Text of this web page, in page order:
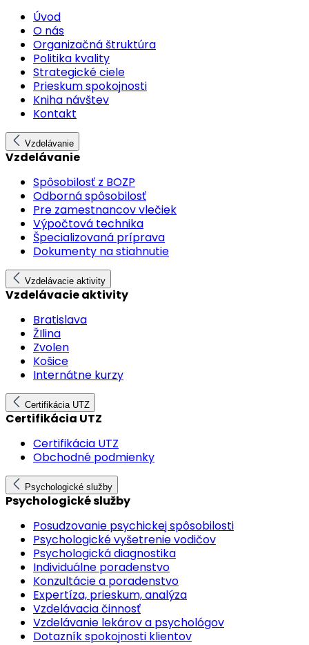
Úvod
O nás
Organizačná štruktúra
Politika kvality
Strategické ciele
Prieskum spokojnosti
Kniha návštev
Kontakt
Vzdelávanie
Vzdelávanie
Spôsobilosť z BOZP
Odborná spôsobilosť
Pre zamestnancov vlečiek
Výpočtová technika
Špecializovaná príprava
Dokumenty na stiahnutie
Vzdelávacie aktivity
Vzdelávacie aktivity
Bratislava
ŽIlina
Zvolen
Košice
Internátne kurzy
Certifikácia UTZ
Certifikácia UTZ
Certifikácia UTZ
Obchodné podmienky
Psychologické služby
Psychologické služby
Posudzovanie psychickej spôsobilosti
Psychologické vyšetrenie vodičov
Psychologická diagnostika
Individuálne poradenstvo
Konzultácie a poradenstvo
Expertíza, prieskum, analýza
Vzdelávacia činnosť
Vzdelávanie lekárov a psychológov
Dotazník spokojnosti klientov